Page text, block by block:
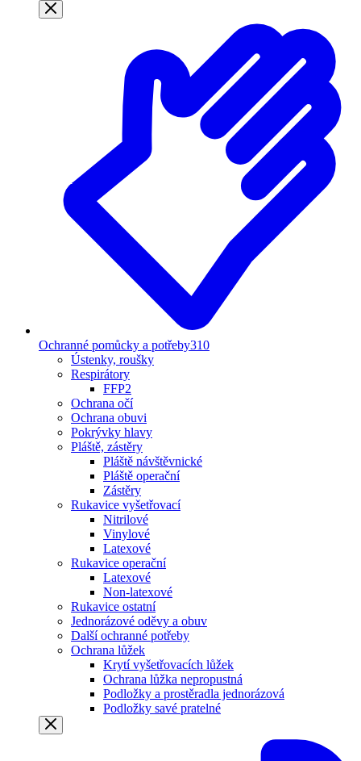
Ochranné pomůcky a potřeby310
Ústenky, roušky
Respirátory
FFP2
Ochrana očí
Ochrana obuvi
Pokrývky hlavy
Pláště, zástěry
Pláště návštěvnické
Pláště operační
Zástěry
Rukavice vyšetřovací
Nitrilové
Vinylové
Latexové
Rukavice operační
Latexové
Non-latexové
Rukavice ostatní
Jednorázové oděvy a obuv
Další ochranné potřeby
Ochrana lůžek
Krytí vyšetřovacích lůžek
Ochrana lůžka nepropustná
Podložky a prostěradla jednorázová
Podložky savé pratelné